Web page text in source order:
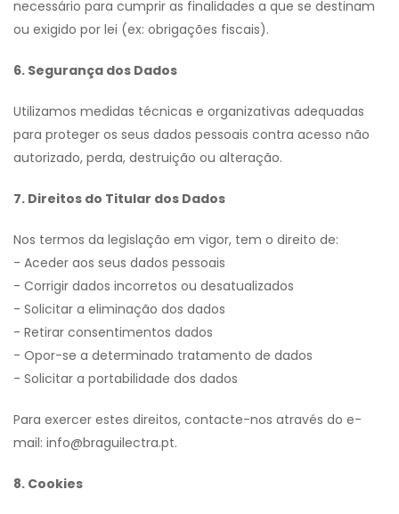
necessário para cumprir as finalidades a que se destinam
ou exigido por lei (ex: obrigações fiscais).
6. Segurança dos Dados
Utilizamos medidas técnicas e organizativas adequadas
para proteger os seus dados pessoais contra acesso não
autorizado, perda, destruição ou alteração.
7. Direitos do Titular dos Dados
Nos termos da legislação em vigor, tem o direito de:
- Aceder aos seus dados pessoais
- Corrigir dados incorretos ou desatualizados
- Solicitar a eliminação dos dados
- Retirar consentimentos dados
- Opor-se a determinado tratamento de dados
- Solicitar a portabilidade dos dados
Para exercer estes direitos, contacte-nos através do e-
mail: info@braguilectra.pt.
8. Cookies